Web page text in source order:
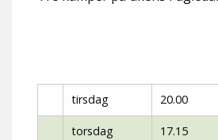
tirsdag 20.00
torsdag 17.15